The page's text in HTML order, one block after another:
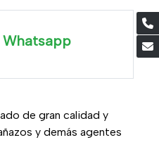
Whatsapp
de gran calidad y
y demás agentes